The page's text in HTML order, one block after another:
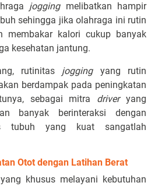
joggingmelibatkan hampir
sehingga jika olahraga ini rutin
membakar kalori cukup banyak
kesehatan jantung.
rutinitas joggingyang rutin
berdampak pada peningkatan
sebagai mitra driveryang
banyak berinteraksi dengan
tubuh yang kuat sangatlah
Otot dengan Latihan Berat
khusus melayani kebutuhan